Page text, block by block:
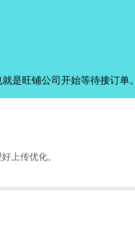
是旺铺公司开始等待接订单。
上传优化。